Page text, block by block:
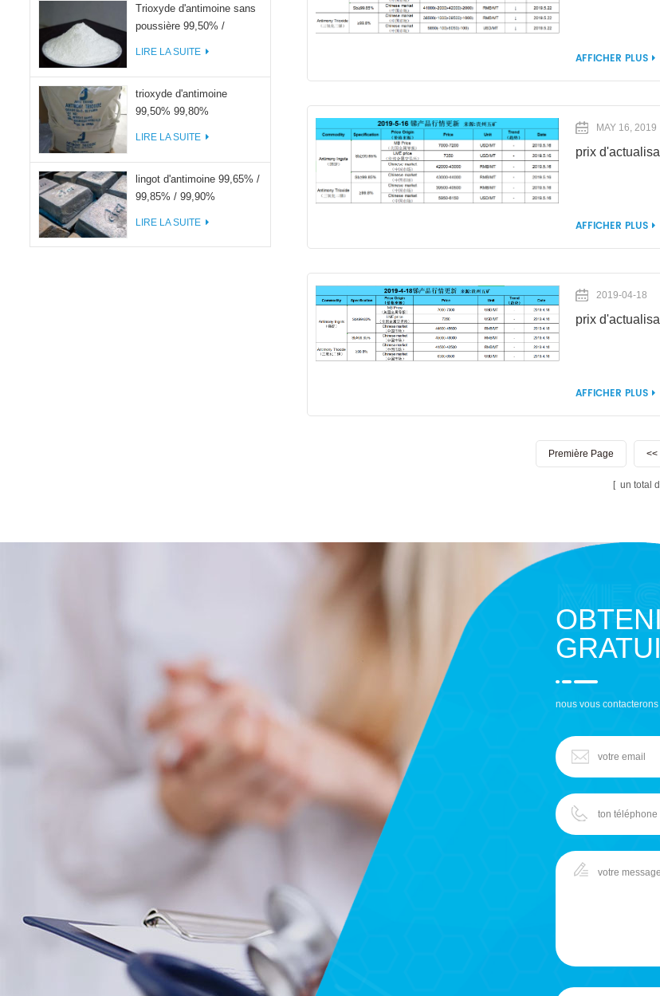
Trioxyde d'antimoine sans
poussière 99,50% /
LIRE LA SUITE
trioxyde d'antimoine
99,50% 99,80%
LIRE LA SUITE
lingot d'antimoine 99,65% /
99,85% / 99,90%
LIRE LA SUITE
AFFICHER PLUS
MAY 16, 2019
prix
AFFICHER PLUS
2019-04-18
prix
AFFICHER PLUS
Première Page <<
un total
nous vous